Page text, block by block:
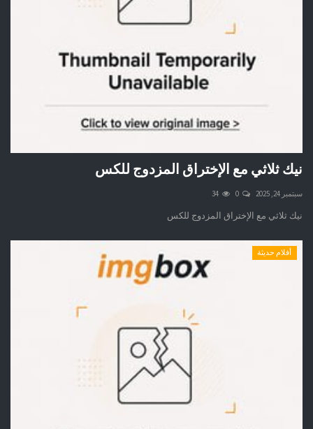
نيك ثلاثي مع الإختراق المزدوج للكس
سبتمبر 24, 2025 0
34
نيك ثلاثي مع الإختراق المزدوج للكس
أفلام حديثة